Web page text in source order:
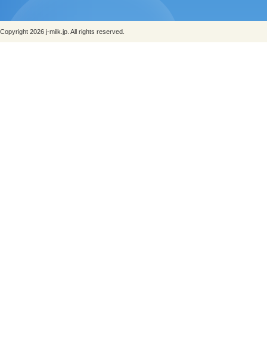
Copyright 2026 j-milk.jp. All rights reserved.